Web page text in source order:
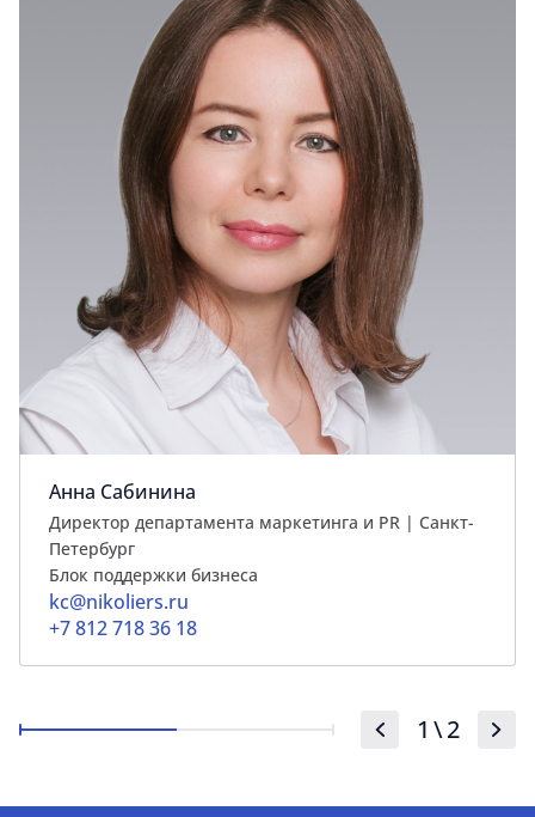
Анна Сабинина
Директор департамента маркетинга и PR | Cанкт-
Петербург
Блок поддержки бизнеса
kc@nikoliers.ru
+7 812 718 36 18
1 \2